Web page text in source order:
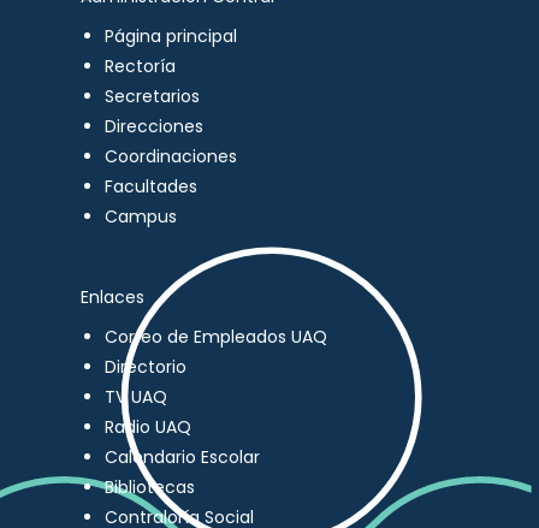
Página principal
Rectoría
Secretarios
Direcciones
Coordinaciones
Facultades
Campus
Enlaces
Correo de Empleados UAQ
Directorio
TV UAQ
Radio UAQ
Calendario Escolar
Bibliotecas
Contraloría Social